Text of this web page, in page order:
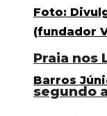
Praia nos
segundo